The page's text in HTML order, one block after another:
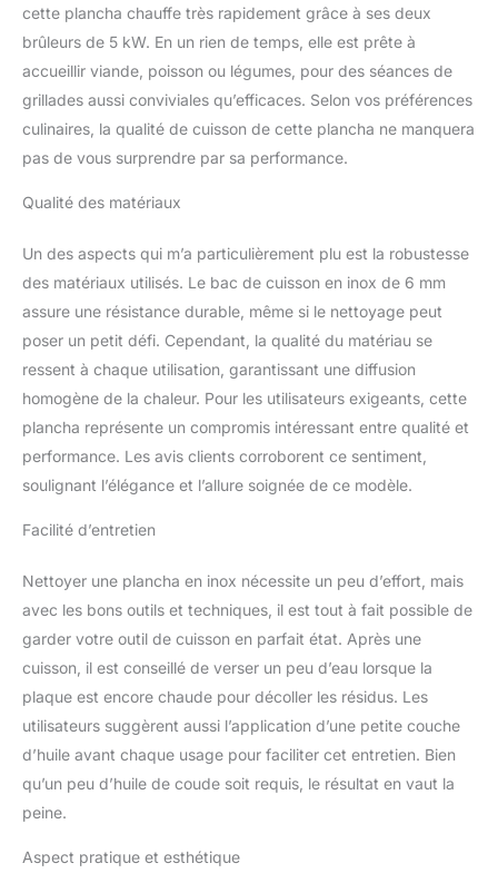
Rebord anti-projection
Un bac à graisse simple
et efficace
cette plancha chauffe très rapidement grâce à ses deux
brûleurs de 5 kW. En un rien de temps, elle est prête à
accueillir viande, poisson ou légumes, pour des séances de
grillades aussi conviviales qu’efficaces. Selon vos préférences
culinaires, la qualité de cuisson de cette plancha ne manquera
pas de vous surprendre par sa performance.
Qualité des matériaux
Un des aspects qui m’a particulièrement plu est la robustesse
des matériaux utilisés. Le bac de cuisson en inox de 6 mm
assure une résistance durable, même si le nettoyage peut
poser un petit défi. Cependant, la qualité du matériau se
ressent à chaque utilisation, garantissant une diffusion
homogène de la chaleur. Pour les utilisateurs exigeants, cette
plancha représente un compromis intéressant entre qualité et
performance. Les avis clients corroborent ce sentiment,
soulignant l’élégance et l’allure soignée de ce modèle.
Facilité d’entretien
Nettoyer une plancha en inox nécessite un peu d’effort, mais
avec les bons outils et techniques, il est tout à fait possible de
garder votre outil de cuisson en parfait état. Après une
cuisson, il est conseillé de verser un peu d’eau lorsque la
plaque est encore chaude pour décoller les résidus. Les
utilisateurs suggèrent aussi l’application d’une petite couche
d’huile avant chaque usage pour faciliter cet entretien. Bien
qu’un peu d’huile de coude soit requis, le résultat en vaut la
peine.
Aspect pratique et esthétique